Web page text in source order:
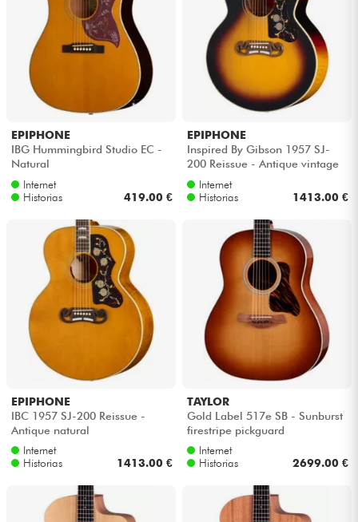
EPIPHONE
IBG Hummingbird Studio EC -
Natural
Internet
Historias
419.00 €
EPIPHONE
Inspired By Gibson 1957 SJ-
200 Reissue - Antique vintage
sunburst
Internet
Historias
1413.00 €
EPIPHONE
IBC 1957 SJ-200 Reissue -
Antique natural
Internet
Historias
1413.00 €
TAYLOR
Gold Label 517e SB - Sunburst
firestripe pickguard
Internet
Historias
2699.00 €